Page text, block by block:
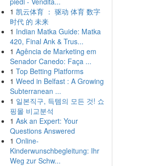
1 凯云体育 ： 驱动 体育 数字
时代 的 未来
1 Indian Matka Guide: Matka
420, Final Ank & Trus...
1 Agência de Marketing em
Senador Canedo: Faça ...
1 Top Betting Platforms
1 Weed in Belfast : A Growing
Subterranean ...
1 일본직구, 득템의 모든 것! 쇼
핑몰 비교분석
1 Ask an Expert: Your
Questions Answered
1 Online-
Kinderwunschbegleitung: Ihr
Weg zur Schw...